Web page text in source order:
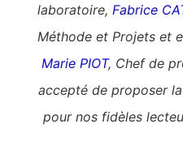
laboratoire, Fabrice
Méthode et Projets et
Marie PIOT, Chef de
accepté de proposer
pour nos fidèles